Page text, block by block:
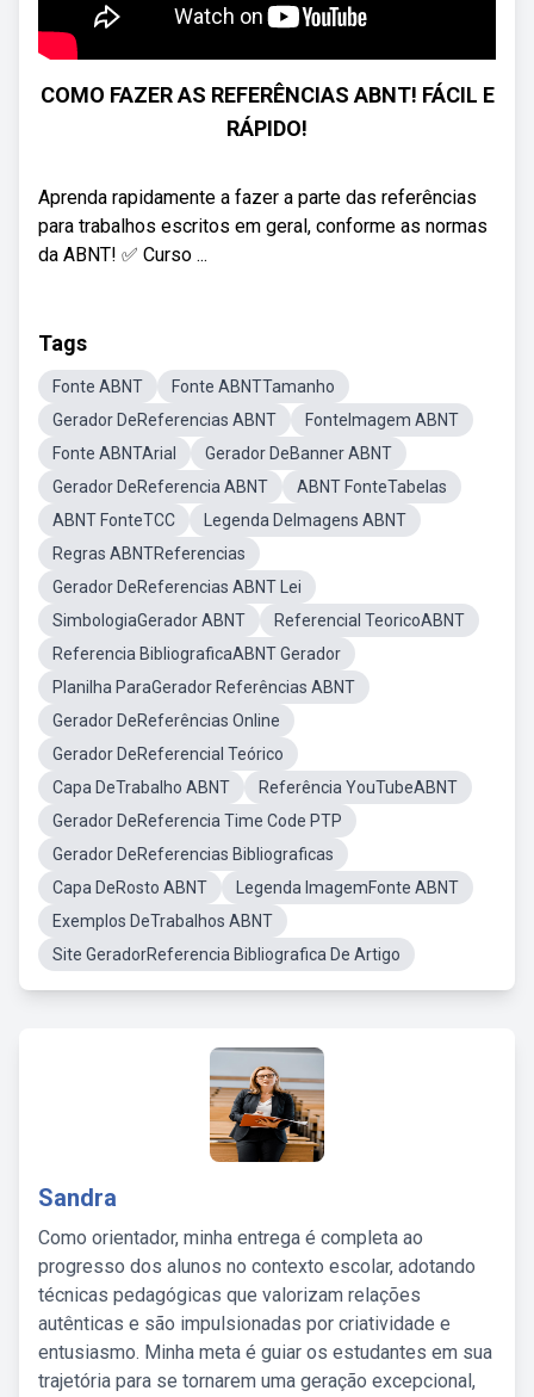
COMO FAZER AS REFERÊNCIAS ABNT! FÁCIL E
RÁPIDO!
Aprenda rapidamente a fazer a parte das referências
para trabalhos escritos em geral, conforme as normas
da ABNT! ✅️ Curso ...
Tags
Fonte ABNT
Fonte ABNTTamanho
Gerador DeReferencias ABNT
FonteImagem ABNT
Fonte ABNTArial
Gerador DeBanner ABNT
Gerador DeReferencia ABNT
ABNT FonteTabelas
ABNT FonteTCC
Legenda DeImagens ABNT
Regras ABNTReferencias
Gerador DeReferencias ABNT Lei
SimbologiaGerador ABNT
Referencial TeoricoABNT
Referencia BibliograficaABNT Gerador
Planilha ParaGerador Referências ABNT
Gerador DeReferências Online
Gerador DeReferencial Teórico
Capa DeTrabalho ABNT
Referência YouTubeABNT
Gerador DeReferencia Time Code PTP
Gerador DeReferencias Bibliograficas
Capa DeRosto ABNT
Legenda ImagemFonte ABNT
Exemplos DeTrabalhos ABNT
Site GeradorReferencia Bibliografica De Artigo
Sandra
Como orientador, minha entrega é completa ao
progresso dos alunos no contexto escolar, adotando
técnicas pedagógicas que valorizam relações
autênticas e são impulsionadas por criatividade e
entusiasmo. Minha meta é guiar os estudantes em sua
trajetória para se tornarem uma geração excepcional,